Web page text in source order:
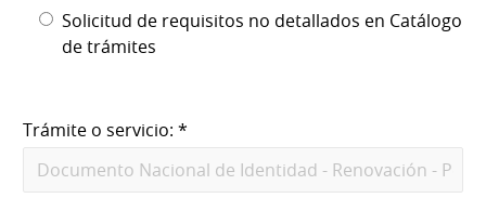
Solicitud de requisitos no detallados en Catálogo
de trámites
Trámite o servicio: *